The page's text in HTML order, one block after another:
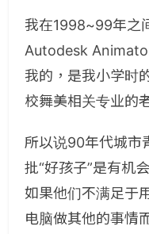
我在1998~99年之
Autodesk
我的，是我小学时
校舞美相关专业的
所以说90年代城市
批“好孩子”是有机
如果他们不满足于
电脑做其他的事情